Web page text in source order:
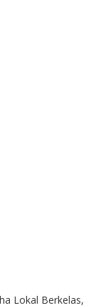
Lokal Berkelas,